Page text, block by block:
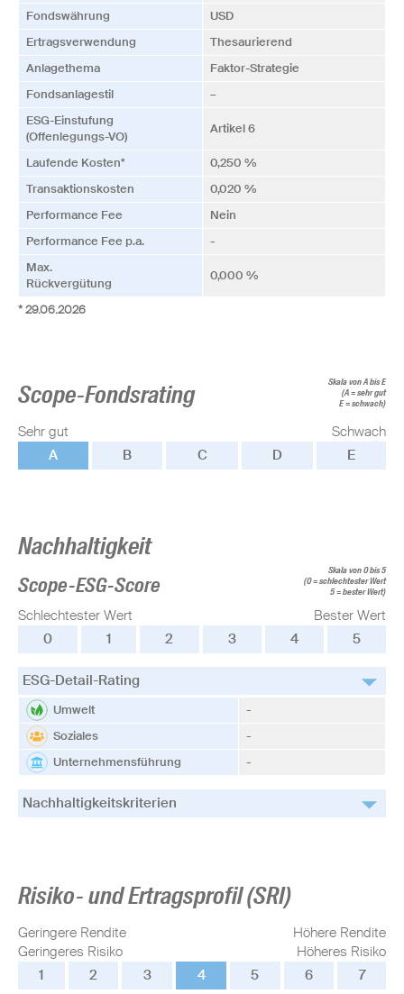
Fonds­währung
USD
Ertrags­verwendung
Thesaurierend
Anlagethema
Faktor-Strategie
Fonds­anlagestil
–
ESG-Einstufung
(Offenlegungs-VO)
Artikel 6
Laufende Kosten*
0,250 %
Transaktionskosten
0,020 %
Performance Fee
Nein
Performance Fee p.a.
-
Max.
Rückvergütung
0,000 %
* 29.06.2026
Scope-Fondsrating
Skala von A bis E
(A = sehr gut
E = schwach)
Sehr gut
Schwach
A
B C D E
Nachhaltigkeit
Scope-ESG-Score
Skala von 0 bis 5
(0 = schlechtester Wert
5 = bester Wert)
Schlechtester Wert
Bester Wert
0
1 2 3 4 5
ESG-Detail-Rating
Umwelt
-
Soziales
-
Unternehmensführung
-
Nachhaltigkeitskriterien
Risiko- und Ertragsprofil (SRI)
Geringere Rendite
Geringeres Risiko
Höhere Rendite
Höheres Risiko
1
2 3 4 5 6 7